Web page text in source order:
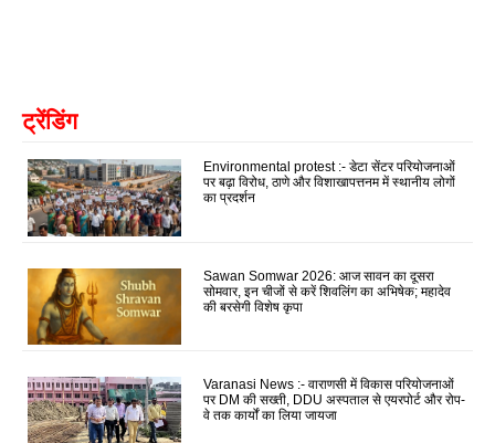
ट्रेंडिंग
Environmental protest :- डेटा सेंटर परियोजनाओं
पर बढ़ा विरोध, ठाणे और विशाखापत्तनम में स्थानीय लोगों
का प्रदर्शन
Sawan Somwar 2026: आज सावन का दूसरा
सोमवार, इन चीजों से करें शिवलिंग का अभिषेक; महादेव
की बरसेगी विशेष कृपा
Varanasi News :- वाराणसी में विकास परियोजनाओं
पर DM की सख्ती, DDU अस्पताल से एयरपोर्ट और रोप-
वे तक कार्यों का लिया जायजा